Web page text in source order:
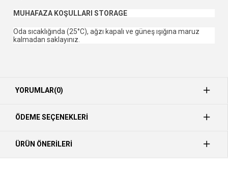
MUHAFAZA KOŞULLARI STORAGE
Oda sıcaklığında (25°C), ağzı kapalı ve güneş ışığına maruz
kalmadan saklayınız.
YORUMLAR(0)
ÖDEME SEÇENEKLERI
ÜRÜN ÖNERILERI